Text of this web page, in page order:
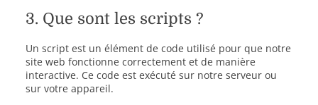
3. Que sont les scripts ?
Un script est un élément de code utilisé pour que notre
site web fonctionne correctement et de manière
interactive. Ce code est exécuté sur notre serveur ou
sur votre appareil.